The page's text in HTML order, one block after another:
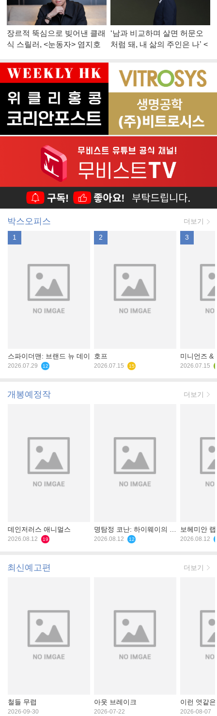
장르적 뚝심으로 빚어낸 클래
식 스릴러, <눈동자> 염지호
‘남과 비교하며 살면 허문오
처럼 돼, 내 삶의 주인은 나’ <
박스오피스 더보기
1
스파이더맨: 브랜드 뉴 데이
2026.07.29 12
2
호프
2026.07.15 15
3
미니언즈 &
2026.07.15
개봉예정작 더보기
데인저러스 애니멀스
2026.08.12 19
명탐정 코난: 하이웨이의 타
천사
2026.08.12 12
보헤미안
2026.08.12
최신예고편 더보기
철들 무렵
2026-09-30
아웃 브레이크
2026-07-22
이런 엿같
2026-08-07